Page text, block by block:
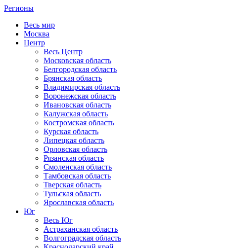
Регионы
Весь мир
Москва
Центр
Весь Центр
Московская область
Белгородская область
Брянская область
Владимирская область
Воронежская область
Ивановская область
Калужская область
Костромская область
Курская область
Липецкая область
Орловская область
Рязанская область
Смоленская область
Тамбовская область
Тверская область
Тульская область
Ярославская область
Юг
Весь Юг
Астраханская область
Волгоградская область